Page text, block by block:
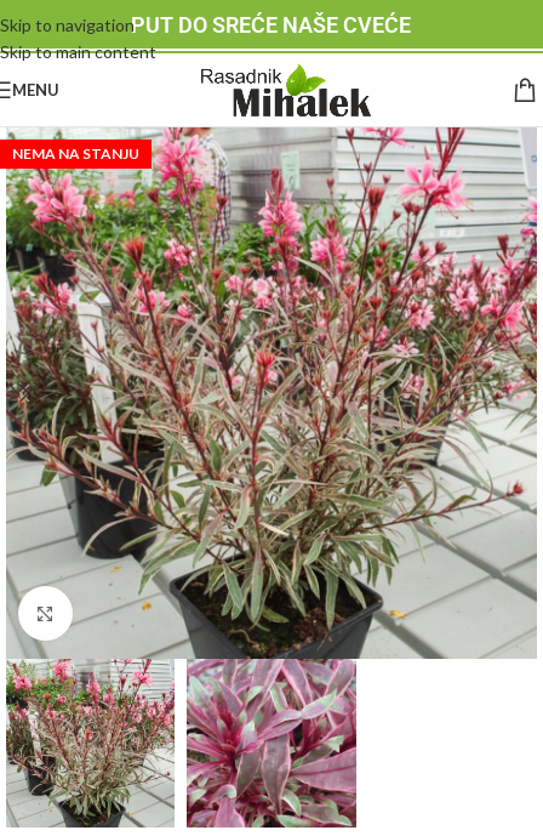
Skip to navigation
Skip to main content
PUT DO SREĆE NAŠE CVEĆE
MENU
NEMA NA STANJU
Klknite da uvećate